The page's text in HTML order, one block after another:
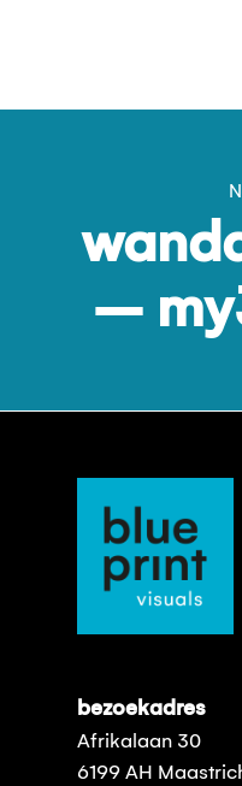
–
bezoekadres
Afrikalaan 30
6199 AH